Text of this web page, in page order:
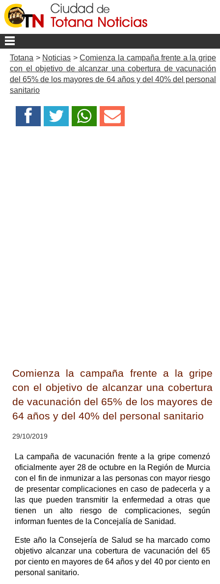
Totana > Noticias >Comienza la campaña frente a la gripe
con el objetivo de alcanzar una cobertura de vacunación
del 65% de los mayores de 64 años y del 40% del personal
sanitario
Comienza la campaña frente a la gripe
con el objetivo de alcanzar una cobertura
de vacunación del 65% de los mayores de
64 años y del 40% del personal sanitario
29/10/2019
La campaña de vacunación frente a la gripe comenzó
oficialmente ayer 28 de octubre en la Región de Murcia
con el fin de inmunizar a las personas con mayor riesgo
de presentar complicaciones en caso de padecerla y a
las que pueden transmitir la enfermedad a otras que
tienen un alto riesgo de complicaciones, según
informan fuentes de la Concejalía de Sanidad.
Este año la Consejería de Salud se ha marcado como
objetivo alcanzar una cobertura de vacunación del 65
por ciento en mayores de 64 años y del 40 por ciento en
personal sanitario.